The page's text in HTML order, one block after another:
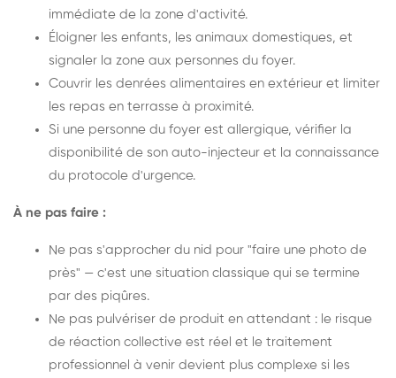
immédiate de la zone d'activité.
Éloigner les enfants, les animaux domestiques, et
signaler la zone aux personnes du foyer.
Couvrir les denrées alimentaires en extérieur et limiter
les repas en terrasse à proximité.
Si une personne du foyer est allergique, vérifier la
disponibilité de son auto-injecteur et la connaissance
du protocole d'urgence.
À ne pas faire :
Ne pas s'approcher du nid pour "faire une photo de
près" — c'est une situation classique qui se termine
par des piqûres.
Ne pas pulvériser de produit en attendant : le risque
de réaction collective est réel et le traitement
professionnel à venir devient plus complexe si les